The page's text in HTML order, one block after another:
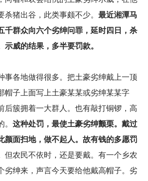
杀猪出谷，此类事颇不少。 最近湘潭马
千群众向六个劣绅问罪，延时四日，杀
示威的结果，多半要罚款。
事各地做得很多。把土豪劣绅戴上一顶
帽子上面写上土豪某某或劣绅某某字
后簇拥着一大群人。也有敲打铜锣，高
这种处罚，最使土豪劣绅颤栗。戴过
颜面扫地，做不起人。故有钱的多愿罚
但农民不依时，还是要戴。有一个乡农
劣绅来，声言今天要给他戴高帽子。劣